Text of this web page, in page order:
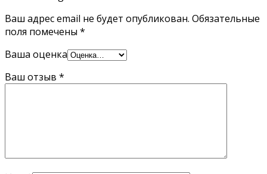
Ваш адрес email не будет опубликован. Обязательные
поля помечены *
Ваша оценка
Ваш отзыв *